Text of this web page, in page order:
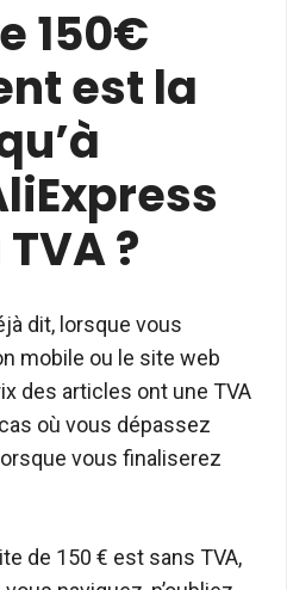
150€
est la
?
dit, lorsque vous
mobile ou le site web
des articles ont une TVA
où vous dépassez
vous finaliserez
de 150 € est sans TVA,